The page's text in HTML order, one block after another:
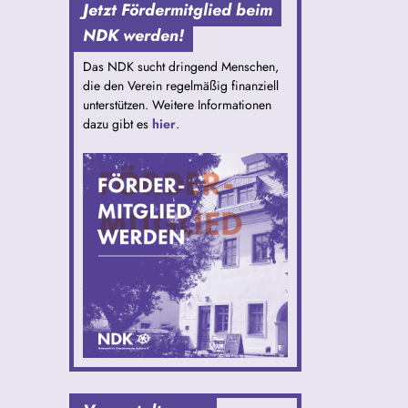
Jetzt Fördermitglied beim
NDK werden!
Das NDK sucht dringend Menschen,
die den Verein regelmäßig finanziell
unterstützen. Weitere Informationen
dazu gibt es hier.